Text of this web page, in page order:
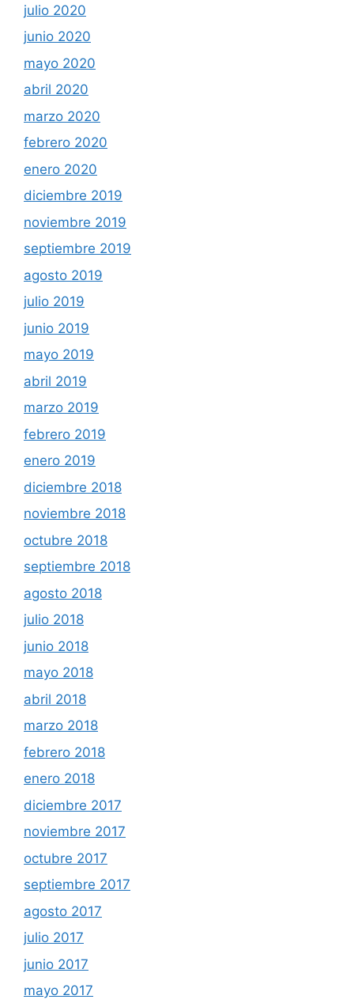
julio 2020
junio 2020
mayo 2020
abril 2020
marzo 2020
febrero 2020
enero 2020
diciembre 2019
noviembre 2019
septiembre 2019
agosto 2019
julio 2019
junio 2019
mayo 2019
abril 2019
marzo 2019
febrero 2019
enero 2019
diciembre 2018
noviembre 2018
octubre 2018
septiembre 2018
agosto 2018
julio 2018
junio 2018
mayo 2018
abril 2018
marzo 2018
febrero 2018
enero 2018
diciembre 2017
noviembre 2017
octubre 2017
septiembre 2017
agosto 2017
julio 2017
junio 2017
mayo 2017